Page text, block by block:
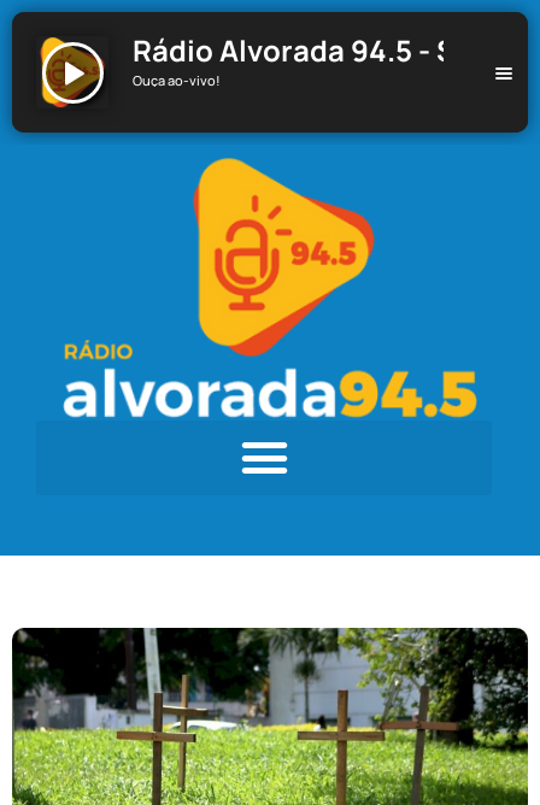
Rádio Alvorada 94.5 - Santa
Ouça ao-vivo!